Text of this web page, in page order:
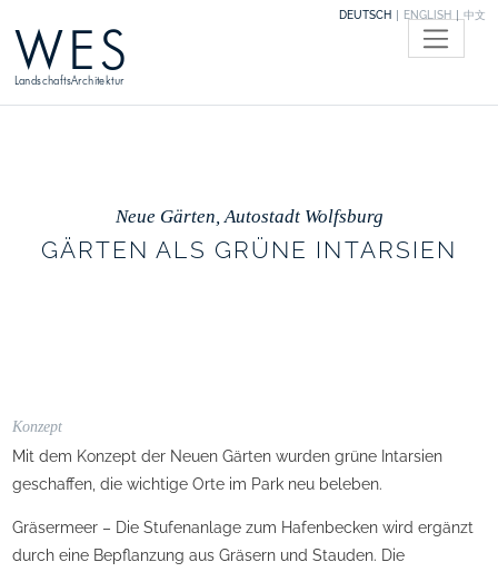
DEUTSCH ENGLISH 中文
WES
LandschaftsArchitektur
Neue Gärten, Autostadt Wolfsburg
GÄRTEN ALS GRÜNE INTARSIEN
Konzept
Mit dem Konzept der Neuen Gärten wurden grüne Intarsien
geschaffen, die wichtige Orte im Park neu beleben.
Gräsermeer – Die Stufenanlage zum Hafenbecken wird ergänzt
durch eine Bepflanzung aus Gräsern und Stauden. Die